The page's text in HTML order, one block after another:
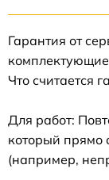
Гарантия от
Что считается
Для работ:
который прямо
(например,